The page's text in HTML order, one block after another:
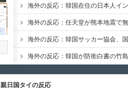
海外の反応：任天堂が熊本地震で
海外の反応：韓国サッカー協会、
海外の反応：韓国が防衛白書の竹
親日国タイの反応